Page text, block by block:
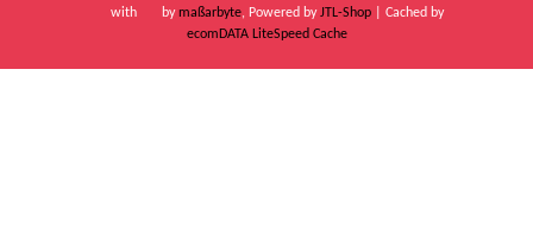
with bymaßarbyte, Powered byJTL-Shop
| Cached by
ecomDATA LiteSpeed Cache